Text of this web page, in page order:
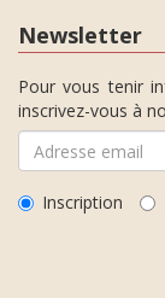
Newsletter
Pour vous tenir
inscrivez-vous à
Inscription